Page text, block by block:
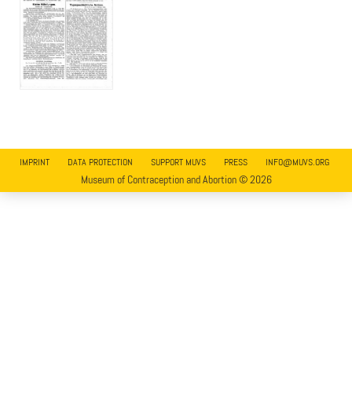
IMPRINT DATA PROTECTION SUPPORT MUVS PRESS INFO@MUVS.ORG
Museum of Contraception and Abortion © 2026